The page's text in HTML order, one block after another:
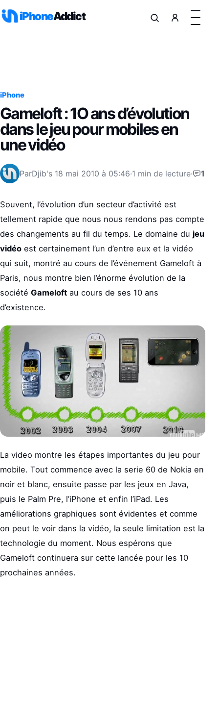
iPhoneAddict
iPhone
Gameloft : 1O ans d’évolution
dans le jeu pour mobiles en
une vidéo
ParDjib's 18 mai 2010 à 05:46·1 min de lecture· 1
Souvent, l’évolution d’un secteur d’activité est
tellement rapide que nous nous rendons pas compte
des changements au fil du temps. Le domaine du jeu
vidéo est certainement l’un d’entre eux et la vidéo
qui suit, montré au cours de l’événement Gameloft à
Paris, nous montre bien l’énorme évolution de la
société Gameloft au cours de ses 10 ans
d’existence.
La video montre les étapes importantes du jeu pour
mobile. Tout commence avec la serie 60 de Nokia en
noir et blanc, ensuite passe par les jeux en Java,
puis le Palm Pre, l’iPhone et enfin l’iPad. Les
améliorations graphiques sont évidentes et comme
on peut le voir dans la vidéo, la seule limitation est la
technologie du moment. Nous espérons que
Gameloft continuera sur cette lancée pour les 10
prochaines années.